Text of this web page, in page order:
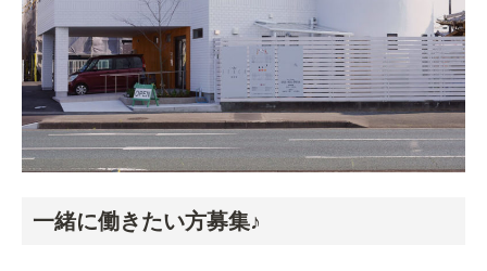
一緒に働きたい方募集♪